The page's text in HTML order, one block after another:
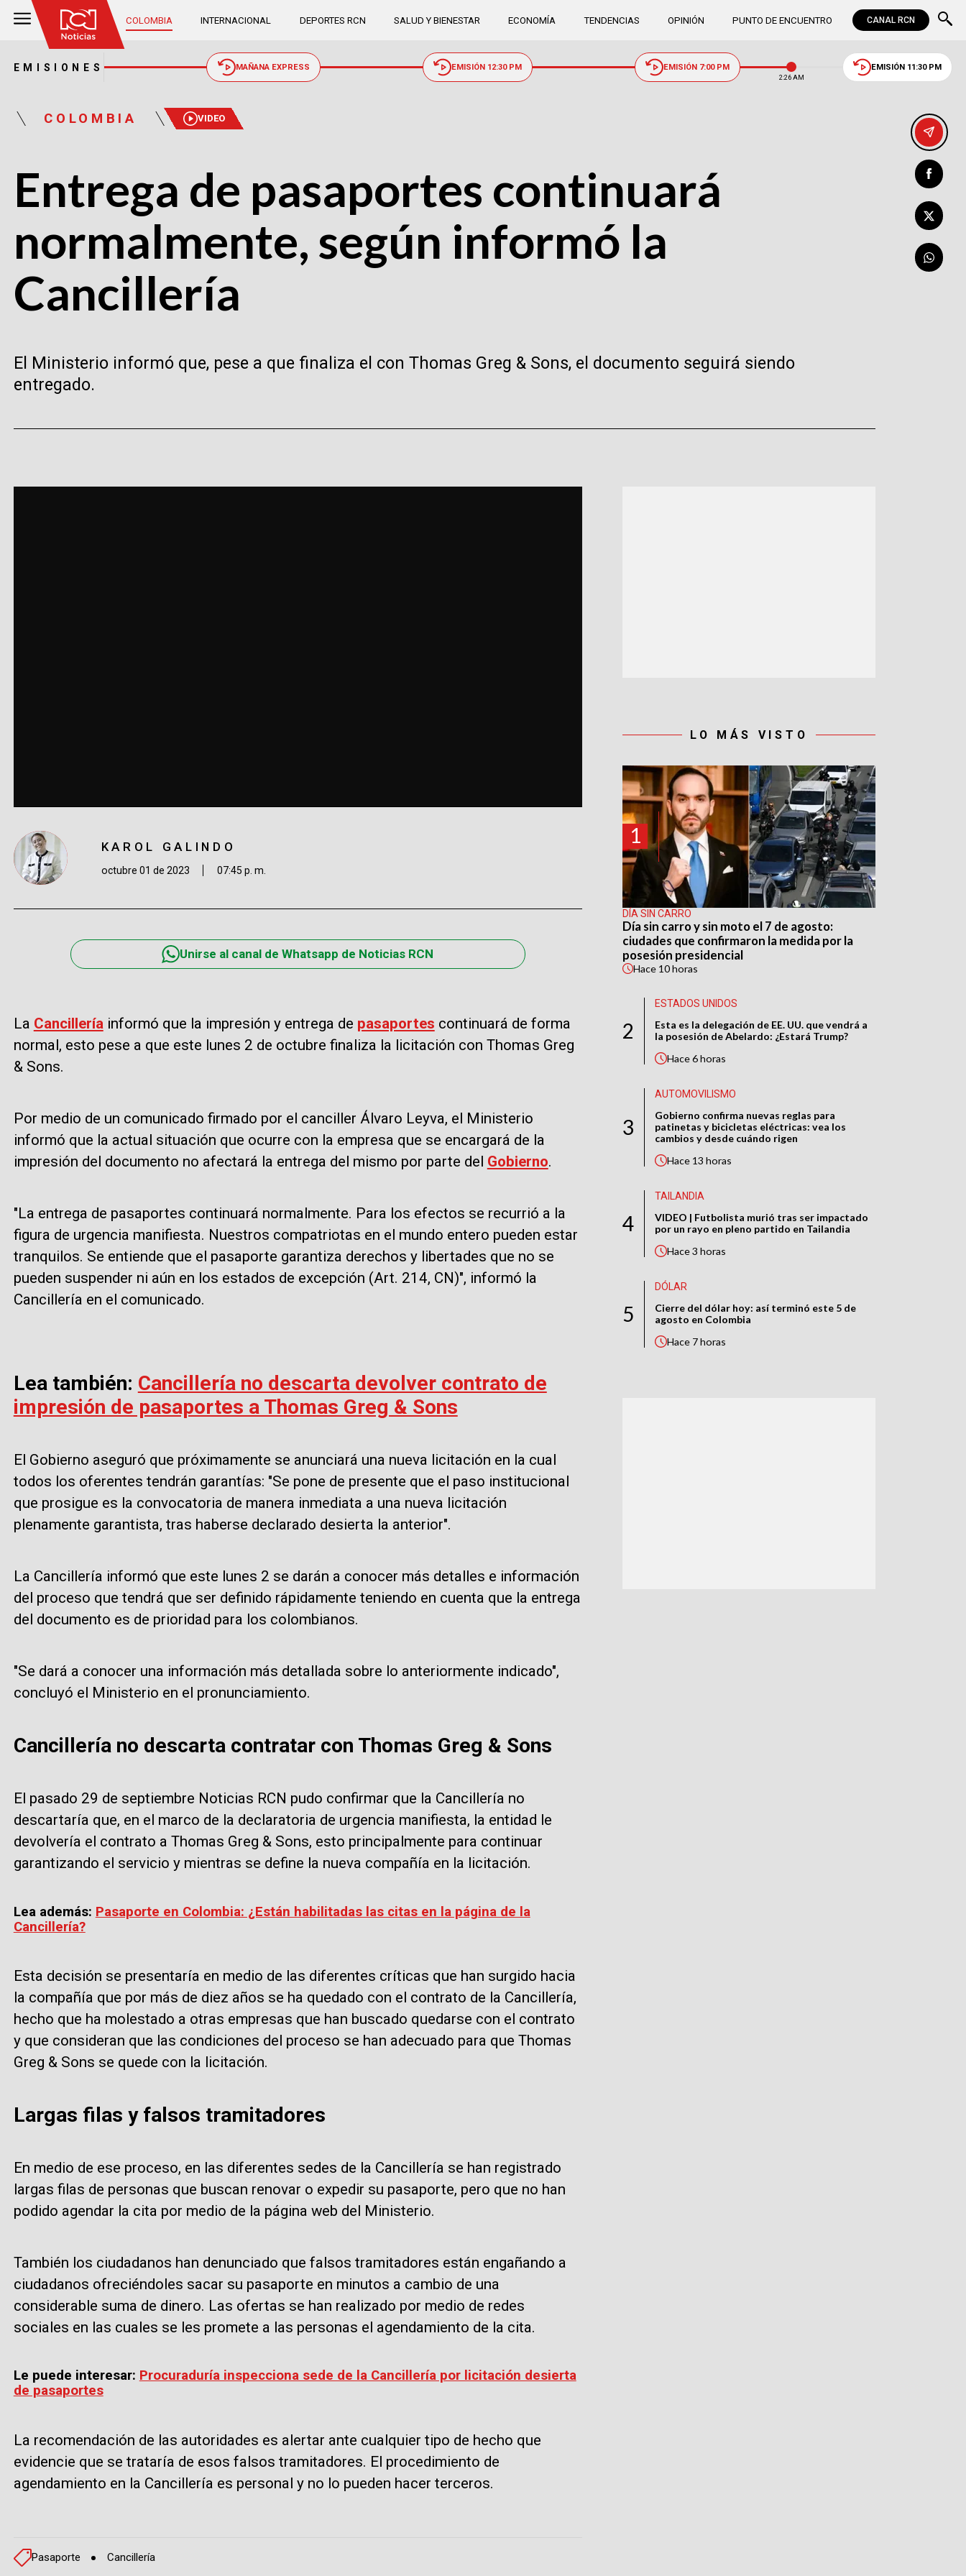
COLOMBIA INTERNACIONAL DEPORTES RCN SALUD Y BIENESTAR ECONOMÍA TENDENCIAS OPINIÓN PUNTO DE ENCUENTRO CANAL RCN
EMISIONES MAÑANA EXPRESS EMISIÓN 12:30 PM EMISIÓN 7:00 PM
2:26 AM
EMISIÓN 11:30 PM
COLOMBIA VIDEO
Entrega de pasaportes continuará
normalmente, según informó la
Cancillería
El Ministerio informó que, pese a que finaliza el con Thomas Greg & Sons, el documento seguirá siendo
entregado.
KAROL GALINDO
octubre 01 de 2023 07:45 p. m.
Unirse al canal de Whatsapp de Noticias RCN
La Cancilleríainformó que la impresión y entrega de pasaportes continuará de forma
normal, esto pese a que este lunes 2 de octubre finaliza la licitación con Thomas Greg
& Sons.
Por medio de un comunicado firmado por el canciller Álvaro Leyva, el Ministerio
informó que la actual situación que ocurre con la empresa que se encargará de la
impresión del documento no afectará la entrega del mismo por parte del Gobierno.
"La entrega de pasaportes continuará normalmente. Para los efectos se recurrió a la
figura de urgencia manifiesta. Nuestros compatriotas en el mundo entero pueden estar
tranquilos. Se entiende que el pasaporte garantiza derechos y libertades que no se
pueden suspender ni aún en los estados de excepción (Art. 214, CN)", informó la
Cancillería en el comunicado.
Lea también: Cancillería no descarta devolver contrato de
impresión de pasaportes a Thomas Greg & Sons
El Gobierno aseguró que próximamente se anunciará una nueva licitación en la cual
todos los oferentes tendrán garantías: "Se pone de presente que el paso institucional
que prosigue es la convocatoria de manera inmediata a una nueva licitación
plenamente garantista, tras haberse declarado desierta la anterior".
La Cancillería informó que este lunes 2 se darán a conocer más detalles e información
del proceso que tendrá que ser definido rápidamente teniendo en cuenta que la entrega
del documento es de prioridad para los colombianos.
"Se dará a conocer una información más detallada sobre lo anteriormente indicado",
concluyó el Ministerio en el pronunciamiento.
Cancillería no descarta contratar con Thomas Greg & Sons
El pasado 29 de septiembre Noticias RCN pudo confirmar que la Cancillería no
descartaría que, en el marco de la declaratoria de urgencia manifiesta, la entidad le
devolvería el contrato a Thomas Greg & Sons, esto principalmente para continuar
garantizando el servicio y mientras se define la nueva compañía en la licitación.
Lea además: Pasaporte en Colombia: ¿Están habilitadas las citas en la página de la
Cancillería?
Esta decisión se presentaría en medio de las diferentes críticas que han surgido hacia
la compañía que por más de diez años se ha quedado con el contrato de la Cancillería,
hecho que ha molestado a otras empresas que han buscado quedarse con el contrato
y que consideran que las condiciones del proceso se han adecuado para que Thomas
Greg & Sons se quede con la licitación.
Largas filas y falsos tramitadores
En medio de ese proceso, en las diferentes sedes de la Cancillería se han registrado
largas filas de personas que buscan renovar o expedir su pasaporte, pero que no han
podido agendar la cita por medio de la página web del Ministerio.
También los ciudadanos han denunciado que falsos tramitadores están engañando a
ciudadanos ofreciéndoles sacar su pasaporte en minutos a cambio de una
considerable suma de dinero. Las ofertas se han realizado por medio de redes
sociales en las cuales se les promete a las personas el agendamiento de la cita.
Le puede interesar: Procuraduría inspecciona sede de la Cancillería por licitación desierta
de pasaportes
La recomendación de las autoridades es alertar ante cualquier tipo de hecho que
evidencie que se trataría de esos falsos tramitadores. El procedimiento de
agendamiento en la Cancillería es personal y no lo pueden hacer terceros.
Pasaporte Cancillería
LO MÁS VISTO
1
DÍA SIN CARRO
Día sin carro y sin moto el 7 de agosto:
ciudades que confirmaron la medida por la
posesión presidencial
Hace 10 horas
2
ESTADOS UNIDOS
Esta es la delegación de EE. UU. que vendrá a
la posesión de Abelardo: ¿Estará Trump?
Hace6 horas
3
AUTOMOVILISMO
Gobierno confirma nuevas reglas para
patinetas y bicicletas eléctricas: vea los
cambios y desde cuándo rigen
Hace 13 horas
4
TAILANDIA
VIDEO | Futbolista murió tras ser impactado
por un rayo en pleno partido en Tailandia
Hace3 horas
5
DÓLAR
Cierre del dólar hoy: así terminó este 5 de
agosto en Colombia
Hace 7 horas